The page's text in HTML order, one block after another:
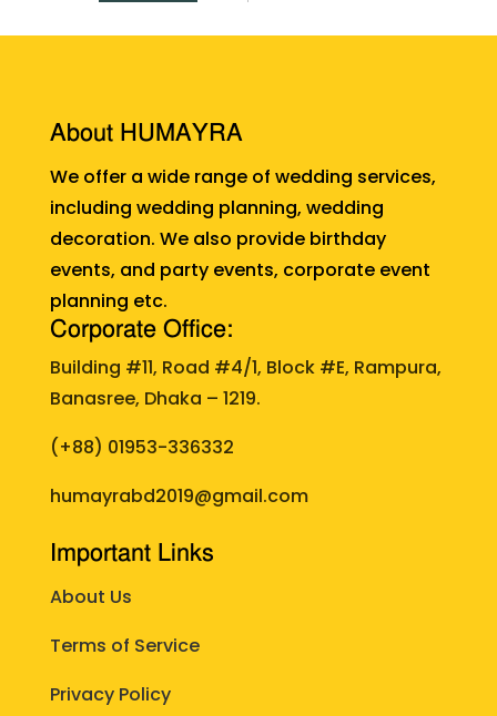
About HUMAYRA
We offer a wide range of wedding services,
including wedding planning, wedding
decoration. We also provide birthday
events, and party events, corporate event
planning etc.
Corporate Office:
Building #11, Road #4/1, Block #E, Rampura,
Banasree, Dhaka – 1219.
(+88) 01953-336332
humayrabd2019@gmail.com
Important Links
About Us
Terms of Service
Privacy Policy